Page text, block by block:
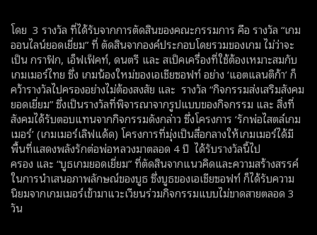
โดย 3 รางวัล ที่ได้รับจากการตัดสินของคณะกรรมการ คือ รางวัล “เกม
ออนไลน์ยอดเยี่ยม” ที่ ตัดสินจากองค์ประกอบโดยรวมของเกม ไม่ว่าจะ
เป็น กราฟิก, เอ็ฟเฟ็คท์, ดนตรี และ สเป็คเครื่องที่ใช้ต้องเหมาะสมกับ
เกมเมอร์ไทย ซึ่ง เกมน้องใหม่ของเอเชียซอฟท์ อย่าง ‘แอตแลนติก้า’ ก็
คว้ารางวัลไปครองอย่างไม่ต้องสงสัย และ รางวัล “กิจกรรมส่งเสริมสังคม
ยอดเยี่ยม” ซึ่งเป็นรางวัลที่พิจารณาจากรูปแบบของกิจกรรม และ สิ่งที่
สังคมได้รับตอบแทนจากกิจกรรมดังกล่าว ซึ่งโครงการ ‘รักพ่อไสตล์เกม
เมอร์’ (เกมเมอร์เลิฟแด้ด) โครงการที่มุ่งเป็นสื่อกลางให้เกมเมอร์ได้มี
พื้นที่แสดงพลังรักต่อพ่อหลวงมาตลอด 4 ปี ได้รับรางวัลนี้ไป
ครอง และ “บูธเกมยอดเยี่ยม” ที่ตัดสินจากแนวคิดและความสร้างสรรค์
ในการนำเสนอภาพลักษณ์ของบูธ ซึ่งบูธของเอเชียซอฟท์ ก็ได้รับความ
นิยมจากเกมเมอร์เข้ามาแวะเวียนร่วมกิจกรรมแบบไม่ขาดสายตลอด 3
วัน